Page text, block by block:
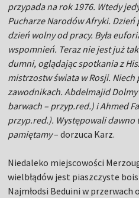
przypada na rok 1976. Wtedy
Pucharze Narodów Afryki. Dzień
dzień wolny od pracy. Była
wspomnień. Teraz nie jest już
dumni, oglądając spotkania z
mistrzostw świata w Rosji. Niech
zawodnikach. Abdelmajid
barwach – przyp.red.) i Ahmed
przyp.red.). Występowali dawno
pamiętamy– dorzuca Karz.
Niedaleko miejscowości
wielbłądów jest piaszczyste
Najmłodsi Beduini w przerwach